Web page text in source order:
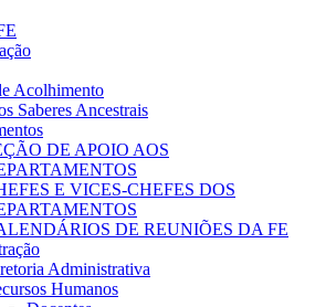
Acolhimento
Saberes Ancestrais
DE APOIO AOS
E VICES-CHEFES DOS
DE REUNIÕES DA FE
Administrativa
Humanos